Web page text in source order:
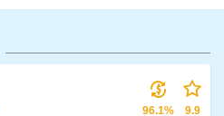
96.1% 9.9